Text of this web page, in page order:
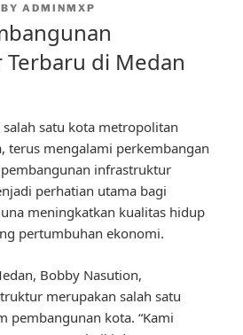
BY ADMINMXP
di Medan
salah satu kota metropolitan
terus mengalami perkembangan
pembangunan infrastruktur
perhatian utama bagi
meningkatkan kualitas hidup
pertumbuhan ekonomi.
Bobby Nasution,
merupakan salah satu
pembangunan kota. “Kami